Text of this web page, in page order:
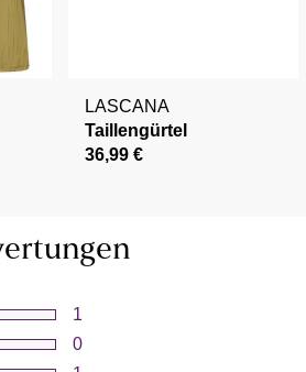
LASCANA
Taillengürtel
36,99 €
1
0